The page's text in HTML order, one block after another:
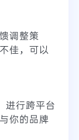
调整策
佳，可以
行跨平台
你的品牌